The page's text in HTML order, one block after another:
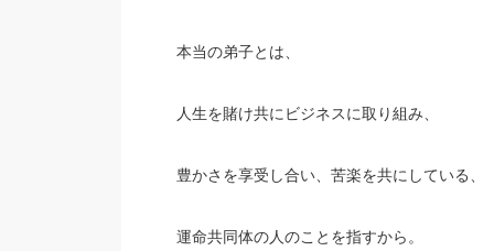
本当の弟子とは、
人生を賭け共にビジネスに取り組み、
豊かさを享受し合い、苦楽を共にしている、
運命共同体の人のことを指すから。